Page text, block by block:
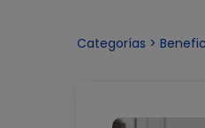
Categorías >